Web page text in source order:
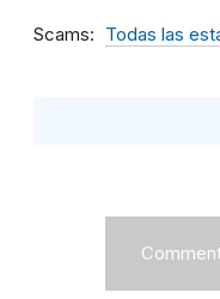
Scams Todas las